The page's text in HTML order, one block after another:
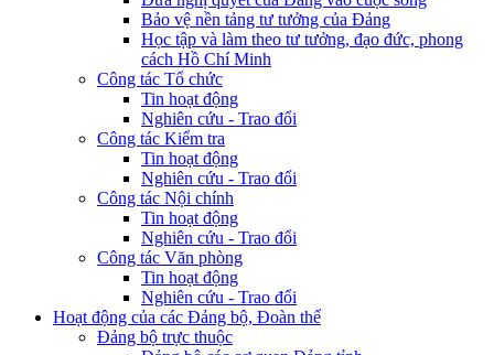
Bảo vệ nền tảng tư tưởng của Đảng
Học tập và làm theo tư tưởng, đạo đức, phong
cách Hồ Chí Minh
Công tác Tổ chức
Tin hoạt động
Nghiên cứu - Trao đổi
Công tác Kiểm tra
Tin hoạt động
Nghiên cứu - Trao đổi
Công tác Nội chính
Tin hoạt động
Nghiên cứu - Trao đổi
Công tác Văn phòng
Tin hoạt động
Nghiên cứu - Trao đổi
Hoạt động của các Đảng bộ, Đoàn thể
Đảng bộ trực thuộc